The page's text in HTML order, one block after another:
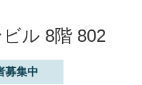
ル 8階 802
募集中